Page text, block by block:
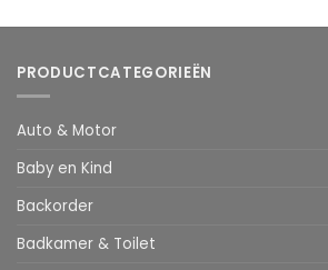
PRODUCTCATEGORIEËN
Auto & Motor
Baby en Kind
Backorder
Badkamer & Toilet